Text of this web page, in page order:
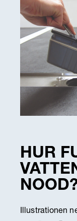
HUR
Illustrationen